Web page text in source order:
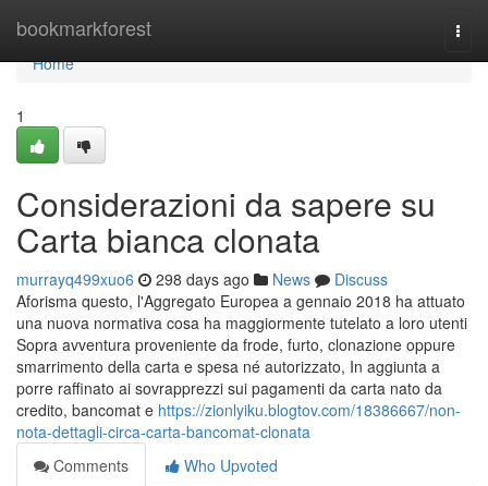
bookmarkforest
Home
Home
1
Considerazioni da sapere su
Carta bianca clonata
murrayq499xuo6 298 days ago News
Discuss
Aforisma questo, l'Aggregato Europea a gennaio 2018 ha attuato
una nuova normativa cosa ha maggiormente tutelato a loro utenti
Sopra avventura proveniente da frode, furto, clonazione oppure
smarrimento della carta e spesa né autorizzato, In aggiunta a
porre raffinato ai sovrapprezzi sui pagamenti da carta nato da
credito, bancomat e https://zionlyiku.blogtov.com/18386667/non-
nota-dettagli-circa-carta-bancomat-clonata
Comments
Who Upvoted